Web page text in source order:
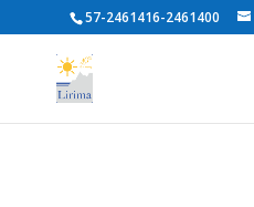
57-2461416-2461400